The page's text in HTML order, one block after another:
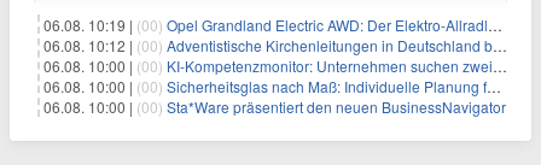
06.08. 10:19 | (00) Opel Grandland Electric AWD: Der Elektro-Allradler als zugkräftiges Wohnwagen-Gespann
06.08. 10:12 | (00) Adventistische Kirchenleitungen in Deutschland bekräftigen ihre „Stellungnahme zur gesellschaftlichen Situation“
06.08. 10:00 | (00) KI-Kompetenzmonitor: Unternehmen suchen zwei Drittel mehr KI-Experten
06.08. 10:00 | (00) Sicherheitsglas nach Maß: Individuelle Planung für anspruchsvolle Sicherheitsanforderungen
06.08. 10:00 | (00) Sta*Ware präsentiert den neuen BusinessNavigator